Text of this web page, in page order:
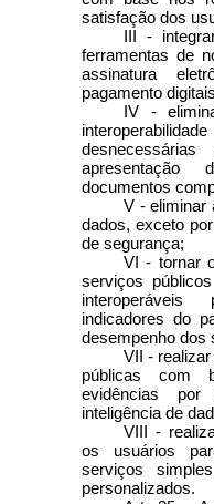
satisfação dos
III -
ferramentas de
assinatura
pagamento
IV -
documentos
V - eliminar
dados, exceto
de segurança;
VI - tornar
serviços
indicadores do
desempenho dos
VII -
públicas com
evidências
inteligência de
VIII -
os usuários
serviços
personalizados.